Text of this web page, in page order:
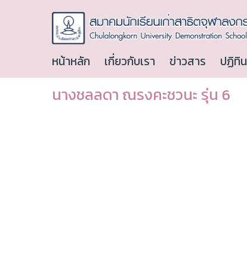
หน้าหลัก เกี่ยวกับเรา ข่าวสาร ปฏิทิน
นางชลลดา ณรงคะชวนะ รุ่น 6